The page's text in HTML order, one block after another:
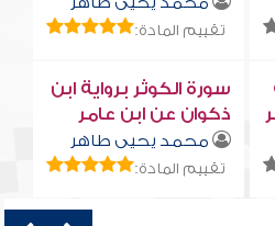
تقييم المادة:
سورة الكوثر برواية ابن
ذكوان عن ابن عامر
محمد يحيى طاهر
تقييم المادة: